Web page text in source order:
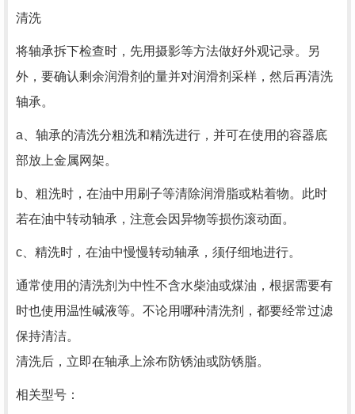
清洗
将轴承拆下检查时，先用摄影等方法做好外观记录。另
外，要确认剩余润滑剂的量并对润滑剂采样，然后再清洗
轴承。
a、轴承的清洗分粗洗和精洗进行，并可在使用的容器底
部放上金属网架。
b、粗洗时，在油中用刷子等清除润滑脂或粘着物。此时
若在油中转动轴承，注意会因异物等损伤滚动面。
c、精洗时，在油中慢慢转动轴承，须仔细地进行。
通常使用的清洗剂为中性不含水柴油或煤油，根据需要有
时也使用温性碱液等。不论用哪种清洗剂，都要经常过滤
保持清洁。
清洗后，立即在轴承上涂布防锈油或防锈脂。
相关型号：